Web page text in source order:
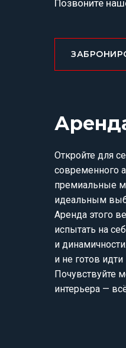
Откройте для
современного
премиальные
идеальным
Аренда этого
испытать на
и
и не готов
Почувствуйте
интерьера —
Позвоните